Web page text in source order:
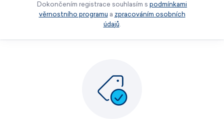
Dokončením registrace souhlasím s podmínkami
věrnostního programu a zpracováním osobních
údajů.